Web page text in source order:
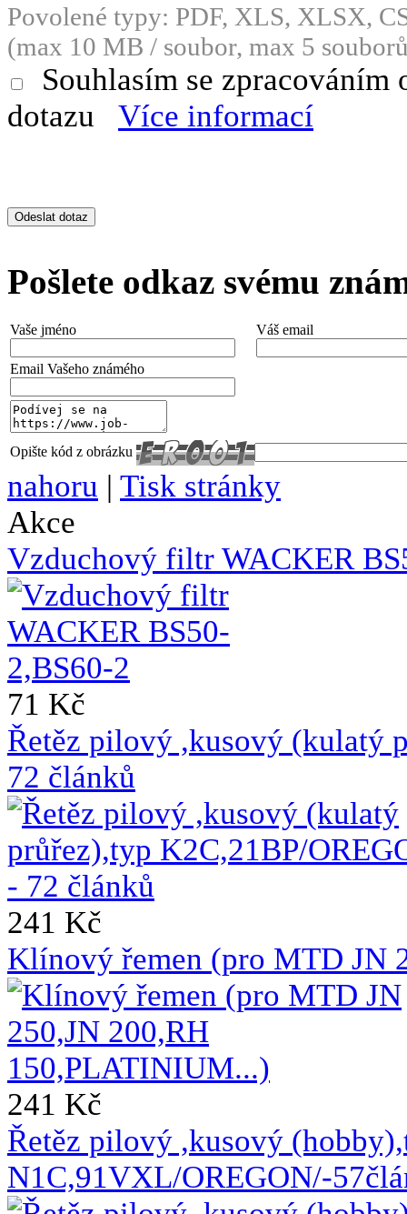
Povolené typy: PDF, XLS, XLSX,
(max 10 MB / soubor, max 5
Souhlasím se
dotazu
Více informací
Pošlete odkaz svému
Vaše jméno Váš email
Email Vašeho známého
Opište kód z obrázku
nahoru | Tisk stránky
Akce
Vzduchový filtr WACKER
71 Kč
Řetěz pilový ,kusový (kulatý
72 článků
241 Kč
Klínový řemen (pro MTD JN
241 Kč
Řetěz pilový ,kusový
N1C,91VXL/OREGON/-